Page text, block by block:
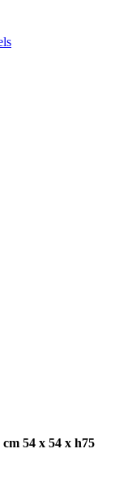
54 x 54 x h75